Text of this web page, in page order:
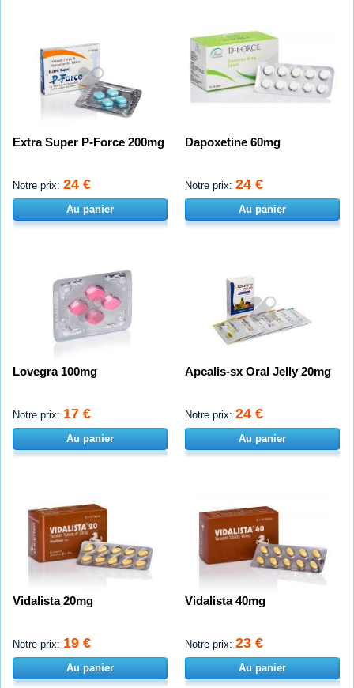
Extra Super P-Force 200mg
Notre prix: 24 €
Au panier
Dapoxetine 60mg
Notre prix: 24 €
Au panier
Lovegra 100mg
Notre prix: 17 €
Au panier
Apcalis-sx Oral Jelly 20mg
Notre prix: 24 €
Au panier
Vidalista 20mg
Notre prix: 19 €
Au panier
Vidalista 40mg
Notre prix: 23 €
Au panier